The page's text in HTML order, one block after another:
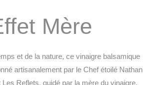
Mère
et de la nature, ce vinaigre balsamique
artisanalement par le Chef étoilé Nathan
Reflets, guidé par la mère du vinaigre,